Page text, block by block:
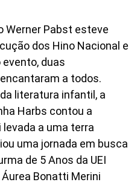
Werner Pabst esteve
dos Hino Nacional e
duas
a todos.
literatura infantil, a
Harbs contou a
levada a uma terra
uma jornada em busca
de 5 Anos da UEI
Bonatti Merini